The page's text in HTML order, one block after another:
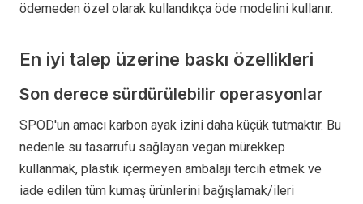
ödemeden özel olarak kullandıkça öde modelini kullanır.
En iyi talep üzerine baskı özellikleri
Son derece sürdürülebilir operasyonlar
SPOD'un amacı karbon ayak izini daha küçük tutmaktır. Bu
nedenle su tasarrufu sağlayan vegan mürekkep
kullanmak, plastik içermeyen ambalajı tercih etmek ve
iade edilen tüm kumaş ürünlerini bağışlamak/ileri